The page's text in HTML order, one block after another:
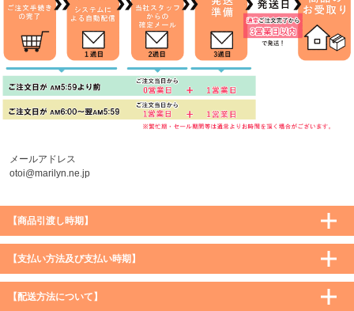
メールアドレス
otoi@marilyn.ne.jp
【商品引渡し時期】
【支払い方法及び支払い時期】
【配送方法について】